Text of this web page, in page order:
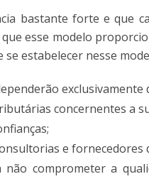
bastante forte e que
esse modelo
estabelecer nesse
exclusivamente
concernentes a
e fornecedores
comprometer a